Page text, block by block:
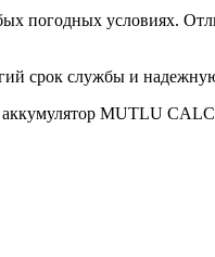
погодных условиях.
срок службы и
аккумулятор MUTLU